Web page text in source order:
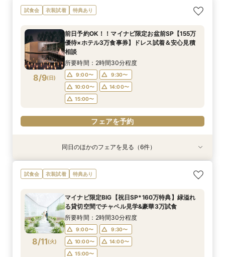
試食会 衣装試着 特典あり
8/9(日)
前日予約OK！！マイナビ限定お盆前SP【155万
優待×ホテル3万食事券】ドレス試着＆安心見積
相談
所要時間：2時間30分程度
9:00〜
9:30〜
10:00〜
14:00〜
15:00〜
フェアを予約
衣装試着 特典あり
8/9(日)
マイナビ限定BIG【大阪で人気*2会場同時見学
フェア】豪華3万試食×130万特典
9:10〜
9:30〜
10:00〜
14:00〜
15:00〜
フェアを予約
衣装試着 特典あり
8/9(日)
マイナビ限定【チャペルにこだわり◎】憧れチャ
ペルで挙式体験×贅沢貸切邸宅
9:30〜
10:00〜
10:30〜
14:00〜
15:00〜
フェアを予約
衣装試着 特典あり
8/9(日)
マイナビ限定【家族で挙式＆会食】当館で一番お
得な67万円プラン紹介フェア
9:30〜
10:00〜
10:30〜
14:00〜
15:00〜
フェアを予約
特典あり
8/9(日)
マイナビ限定【挙式も披露宴もペットOK】大切
な家族と過ごすペット婚相談会
10:00〜 14:00〜
フェアを予約
衣装試着 特典あり
8/9(日)
マイナビ限定【料理重視派必見】シェフ厳選！特
選牛の絶品コース試食フェア
9:00〜
9:30〜
14:00〜
15:00〜
フェアを予約
衣装試着 特典あり
8/9(日)
マイナビ限定【初めての見学も安心】全館見学＆
見積り相談×特選和牛試食
9:00〜
9:30〜
10:00〜
14:00〜
15:00〜
フェアを予約
同日のほかのフェアを見る（6件）
試食会 衣装試着 特典あり
8/11(火)
マイナビ限定BIG【祝日SP*160万特典】緑溢れ
る貸切空間でチャペル見学&豪華3万試食
所要時間：2時間30分程度
9:00〜
9:30〜
10:00〜
14:00〜
15:00〜